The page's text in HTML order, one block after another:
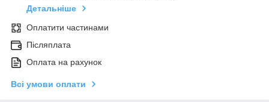
Детальніше
Оплатити частинами
Післяплата
Оплата на рахунок
Всі умови оплати